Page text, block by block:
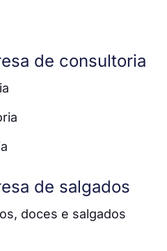
de consultoria
de salgados
doces e salgados